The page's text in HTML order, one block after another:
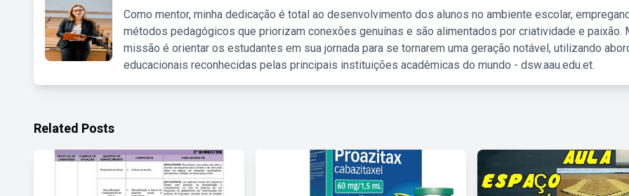
Como mentor, minha dedicação é total ao desenvolvimento dos alunos no ambiente escolar,
métodos pedagógicos que priorizam conexões genuínas e são alimentados por criatividade e paixão.
missão é orientar os estudantes em sua jornada para se tornarem uma geração notável, utilizando
educacionais reconhecidas pelas principais instituições acadêmicas do mundo - dsw.aau.edu.et.
Related Posts